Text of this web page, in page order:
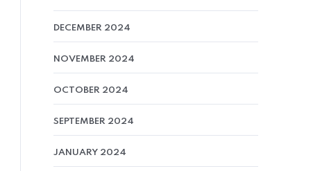
DECEMBER 2024
NOVEMBER 2024
OCTOBER 2024
SEPTEMBER 2024
JANUARY 2024